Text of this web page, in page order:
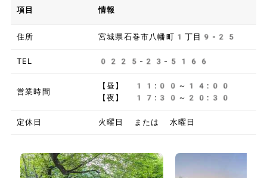
項目 情報
住所 宮城県石巻市八幡町1丁目9-25
TEL 0225-23-5166
営業時間
【昼】 11:00～14:00
【夜】 17:30～20:30
定休日 火曜日 または 水曜日